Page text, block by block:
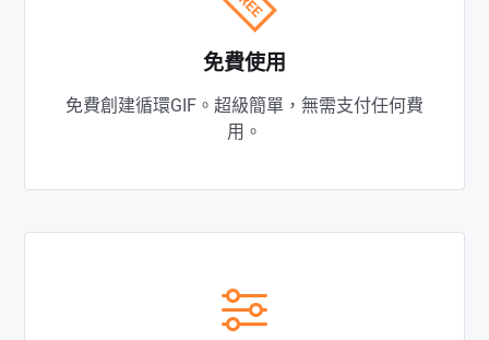
免費使用
免費創建循環GIF。超級簡單，無需支付任何費
用。